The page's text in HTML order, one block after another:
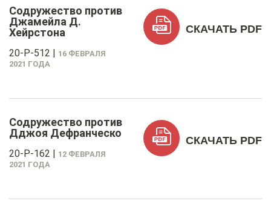
Содружество против
Джамейла Д.
Хейрстона
20-P-512 | 16 ФЕВРАЛЯ
2021 ГОДА
СКАЧАТЬ PDF
Содружество против
Дджоя Дефранческо
20-P-162 | 12 ФЕВРАЛЯ
2021 ГОДА
СКАЧАТЬ PDF